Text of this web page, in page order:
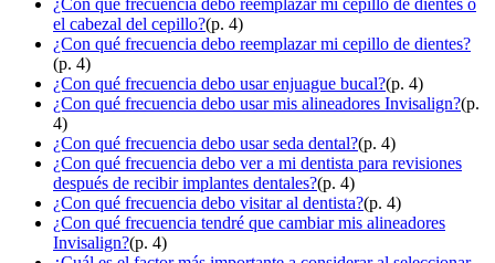
¿Con qué frecuencia debo reemplazar mi cepillo de dientes o
el cabezal del cepillo?(p. 4)
¿Con qué frecuencia debo reemplazar mi cepillo de dientes?
(p. 4)
¿Con qué frecuencia debo usar enjuague bucal?(p. 4)
¿Con qué frecuencia debo usar mis alineadores Invisalign?(p.
4)
¿Con qué frecuencia debo usar seda dental?(p. 4)
¿Con qué frecuencia debo ver a mi dentista para revisiones
después de recibir implantes dentales?(p. 4)
¿Con qué frecuencia debo visitar al dentista?(p. 4)
¿Con qué frecuencia tendré que cambiar mis alineadores
Invisalign?(p. 4)